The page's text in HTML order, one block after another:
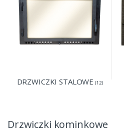
DRZWICZKI STALOWE (12)
Drzwiczki kominkowe